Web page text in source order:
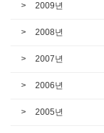
2009년
2008년
2007년
2006년
2005년